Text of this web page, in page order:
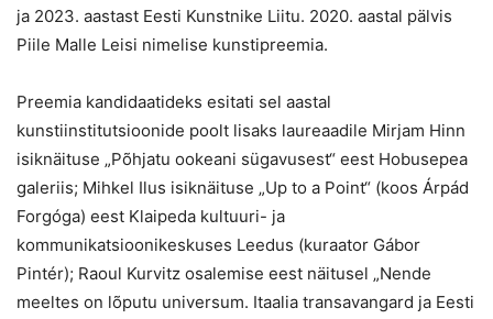
ja 2023. aastast Eesti Kunstnike Liitu. 2020. aastal pälvis
Piile Malle Leisi nimelise kunstipreemia.
Preemia kandidaatideks esitati sel aastal
kunstiinstitutsioonide poolt lisaks laureaadile Mirjam Hinn
isiknäituse „Põhjatu ookeani sügavusest“ eest Hobusepea
galeriis; Mihkel Ilus isiknäituse „Up to a Point“ (koos Árpád
Forgóga) eest Klaipeda kultuuri- ja
kommunikatsioonikeskuses Leedus (kuraator Gábor
Pintér); Raoul Kurvitz osalemise eest näitusel „Nende
meeltes on lõputu universum. Itaalia transavangard ja Eesti